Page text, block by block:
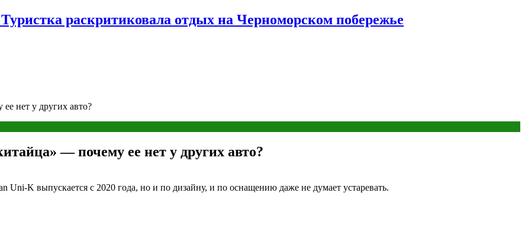
раскритиковала отдых на Черноморском побережье
нет у других авто?
— почему ее нет у других авто?
Uni-K выпускается с 2020 года, но и по дизайну, и по оснащению даже не думает устаревать.